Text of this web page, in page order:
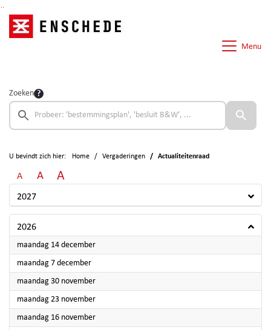
Menu
Zoeken
U bevindt zich hier: Home Vergaderingen Actualiteitenraad
A A A
2027
2026
maandag 14 december2026
maandag 7 december2026
maandag 30 november2026
maandag 23 november2026
maandag 16 november2026